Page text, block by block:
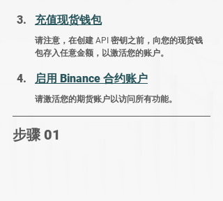
充值现货钱包
请注意，在创建 API 密钥之前，向您的现货钱
包存入任意金额，以激活您的账户。
启用 Binance 合约账户
请激活您的期货账户以访问所有功能。
步骤 01